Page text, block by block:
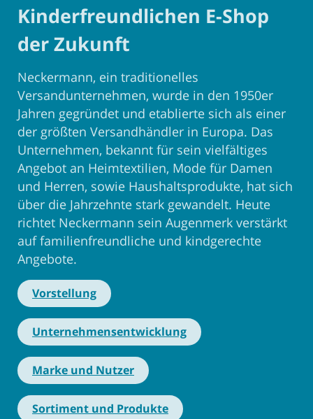
Kinderfreundlichen E-Shop
der Zukunft
Neckermann, ein traditionelles
Versandunternehmen, wurde in den 1950er
Jahren gegründet und etablierte sich als einer
der größten Versandhändler in Europa. Das
Unternehmen, bekannt für sein vielfältiges
Angebot an Heimtextilien, Mode für Damen
und Herren, sowie Haushaltsprodukte, hat sich
über die Jahrzehnte stark gewandelt. Heute
richtet Neckermann sein Augenmerk verstärkt
auf familienfreundliche und kindgerechte
Angebote.
Vorstellung
Unternehmensentwicklung
Marke und Nutzer
Sortiment und Produkte